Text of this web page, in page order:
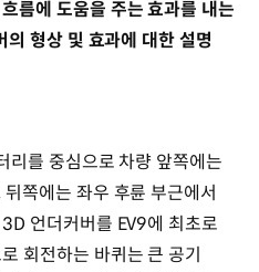
름에 도움을 주는 효과를 내는
형상 및 효과에 대한 설명
리를 중심으로 차량 앞쪽에는
쪽에는 좌우 후륜 부근에서
언더커버를 EV9에 최초로
회전하는 바퀴는 큰 공기